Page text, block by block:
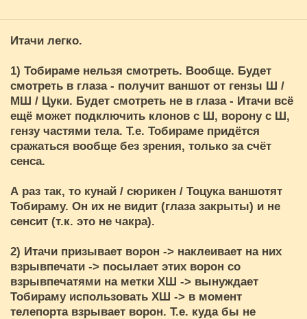
Итачи легко.
1) Тобираме нельзя смотреть. Вообще. Будет
смотреть в глаза - получит ваншот от гензы Ш /
МШ / Цуки. Будет смотреть не в глаза - Итачи всё
ещё может подключить клонов с Ш, ворону с Ш,
гензу частями тела. Т.е. Тобираме придётся
сражаться вообще без зрения, только за счёт
сенса.
А раз так, то кунай / сюрикен / Тоцука ваншотят
Тобираму. Он их не видит (глаза закрыты) и не
сенсит (т.к. это не чакра).
2) Итачи призывает ворон -> наклеивает на них
взрывпечати -> посылает этих ворон со
взрывпечатями на метки ХШ -> вынуждает
Тобираму использовать ХШ -> в момент
телепорта взрывает ворон. Т.е. куда бы не